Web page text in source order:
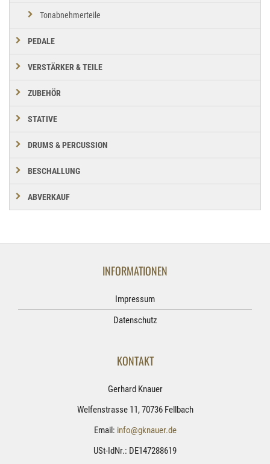
Tonabnehmerteile
PEDALE
VERSTÄRKER & TEILE
ZUBEHÖR
STATIVE
DRUMS & PERCUSSION
BESCHALLUNG
ABVERKAUF
INFORMATIONEN
Impressum
Datenschutz
KONTAKT
Gerhard Knauer
Welfenstrasse 11, 70736 Fellbach
Email: info@gknauer.de
USt-IdNr.: DE147288619